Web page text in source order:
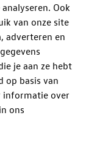
Ook
van onze site
adverteren en
je aan ze hebt
op basis van
informatie over
ons